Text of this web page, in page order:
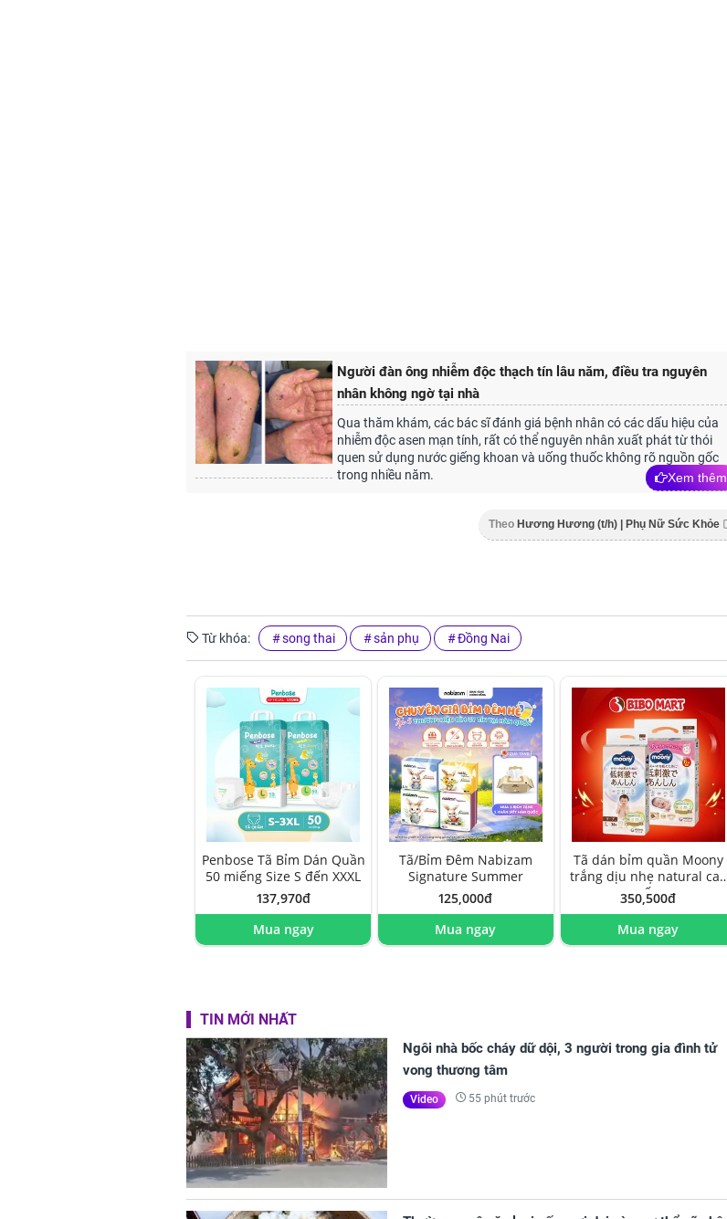
Người đàn ông nhiễm độc thạch tín lâu năm, điều tra nguyên
nhân không ngờ tại nhà
Qua thăm khám, các bác sĩ đánh giá bệnh nhân có các dấu hiệu của
nhiễm độc asen mạn tính, rất có thể nguyên nhân xuất phát từ thói
quen sử dụng nước giếng khoan và uống thuốc không rõ nguồn gốc
trong nhiều năm.
Xem thêm
Theo Hương Hương (t/h) | Phụ Nữ Sức Khỏe
Từ khóa: song thai sản phụ Đồng Nai
Penbose Tã Bỉm Dán Quần
50 miếng Size S đến XXXL
137,970đ
Mua ngay
Tã/Bỉm Đêm Nabizam
Signature Summer
125,000đ
Mua ngay
Tã dán bỉm quần Moony
trắng dịu nhẹ natural cao
cấp
350,500đ
Mua ngay
TIN MỚI NHẤT
Ngôi nhà bốc cháy dữ dội, 3 người trong gia đình tử
vong thương tâm
Video 55 phút trước